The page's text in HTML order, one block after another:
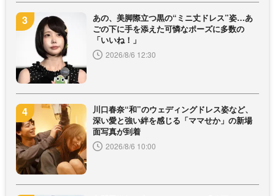
あの、美脚際立つ黒の“ミニ丈ドレス”姿…あ
ごの下に手を添えた可憐なポーズに多数の
「いいね！」
2026/8/6 12:30
川口春奈“和”のウェディングドレス姿など、
深い愛と強い絆を感じる「ママせか」の新場
面写真が到着
2026/8/6 10:00